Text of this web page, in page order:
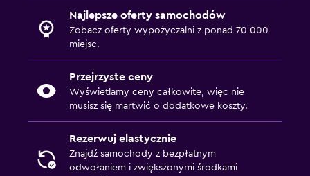
Najlepsze oferty samochodów
Zobacz oferty wypożyczalni z ponad 70 000
miejsc.
Przejrzyste ceny
Wyświetlamy ceny całkowite, więc nie
musisz się martwić o dodatkowe koszty.
Rezerwuj elastycznie
Znajdź samochody z bezpłatnym
odwołaniem i zwiększonymi środkami